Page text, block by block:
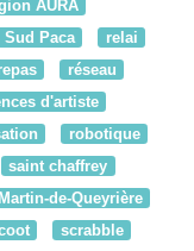
AURA
Sud Paca
relai
réseau
d'artiste
robotique
saint chaffrey
de-Queyrière
scrabble